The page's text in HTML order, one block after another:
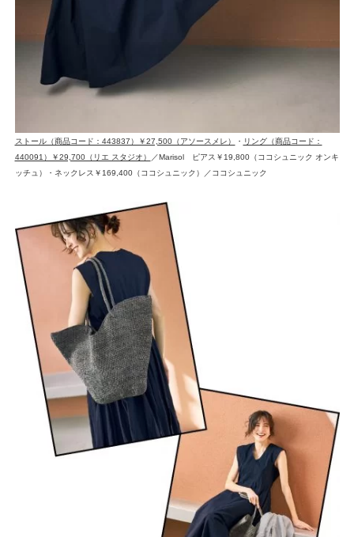
ストール（商品コード：443837）￥27,500（アソースメレ） ・ リング（商品コード：
440091）￥29,700（リエ スタジオ）
／Marisol ピアス￥19,800（ココシュニック オンキ
ッチュ）・ネックレス￥169,400（ココシュニック）／ココシュニック